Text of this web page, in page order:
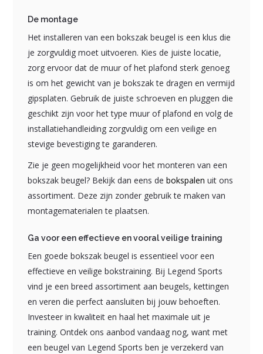
De montage
Het installeren van een bokszak beugel is een klus die
je zorgvuldig moet uitvoeren. Kies de juiste locatie,
zorg ervoor dat de muur of het plafond sterk genoeg
is om het gewicht van je bokszak te dragen en vermijd
gipsplaten. Gebruik de juiste schroeven en pluggen die
geschikt zijn voor het type muur of plafond en volg de
installatiehandleiding zorgvuldig om een veilige en
stevige bevestiging te garanderen.
Zie je geen mogelijkheid voor het monteren van een
bokszak beugel? Bekijk dan eens debokspalen uit ons
assortiment. Deze zijn zonder gebruik te maken van
montagematerialen te plaatsen.
Ga voor een effectieve en vooral veilige training
Een goede bokszak beugel is essentieel voor een
effectieve en veilige bokstraining. Bij Legend Sports
vind je een breed assortiment aan beugels, kettingen
en veren die perfect aansluiten bij jouw behoeften.
Investeer in kwaliteit en haal het maximale uit je
training. Ontdek ons aanbod vandaag nog, want met
een beugel van Legend Sports ben je verzekerd van